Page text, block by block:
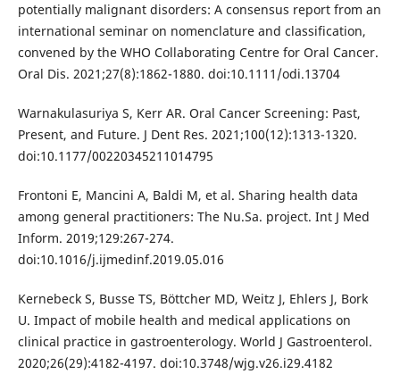
potentially malignant disorders: A consensus report from an
international seminar on nomenclature and classification,
convened by the WHO Collaborating Centre for Oral Cancer.
Oral Dis. 2021;27(8):1862-1880. doi:10.1111/odi.13704
Warnakulasuriya S, Kerr AR. Oral Cancer Screening: Past,
Present, and Future. J Dent Res. 2021;100(12):1313-1320.
doi:10.1177/00220345211014795
Frontoni E, Mancini A, Baldi M, et al. Sharing health data
among general practitioners: The Nu.Sa. project. Int J Med
Inform. 2019;129:267-274.
doi:10.1016/j.ijmedinf.2019.05.016
Kernebeck S, Busse TS, Böttcher MD, Weitz J, Ehlers J, Bork
U. Impact of mobile health and medical applications on
clinical practice in gastroenterology. World J Gastroenterol.
2020;26(29):4182-4197. doi:10.3748/wjg.v26.i29.4182